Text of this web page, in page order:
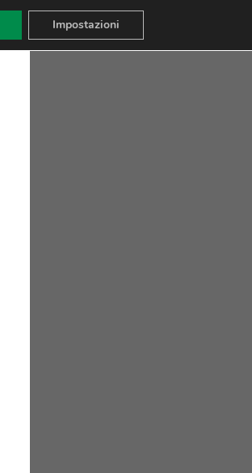
Impostazioni